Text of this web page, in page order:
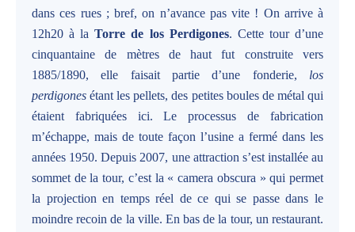
dans ces rues ; bref, on n’avance pas vite ! On arrive à
12h20 à laTorre de los Perdigones. Cette tour d’une
cinquantaine de mètres de haut fut construite vers
1885/1890, elle faisait partie d’une fonderie, los
perdigones étant les pellets, des petites boules de métal qui
étaient fabriquées ici. Le processus de fabrication
m’échappe, mais de toute façon l’usine a fermé dans les
années 1950. Depuis 2007, une attraction s’est installée au
sommet de la tour, c’est la « camera obscura » qui permet
la projection en temps réel de ce qui se passe dans le
moindre recoin de la ville. En bas de la tour, un restaurant.